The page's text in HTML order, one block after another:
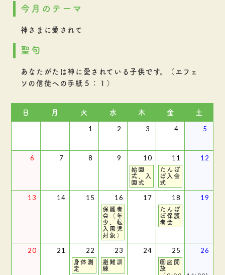
今月のテーマ
神さまに愛されて
聖句
あなたがたは神に愛されている子供です。（エフェ
ソの信徒への手紙５：１）
日 月 火 水 木 金 土
1 2 3 4 5
6 7 8 9 10
始園
式、入
園式
11
たんぽ
ぽ入会
式
12
13 14 15 16
保護者
会（年
少、転
入園児
対象）
17 18
たんぽ
ぽ保護
者会
19
20 21 22
身体測
定
23
避難訓
練
24 25
園庭開
放
26